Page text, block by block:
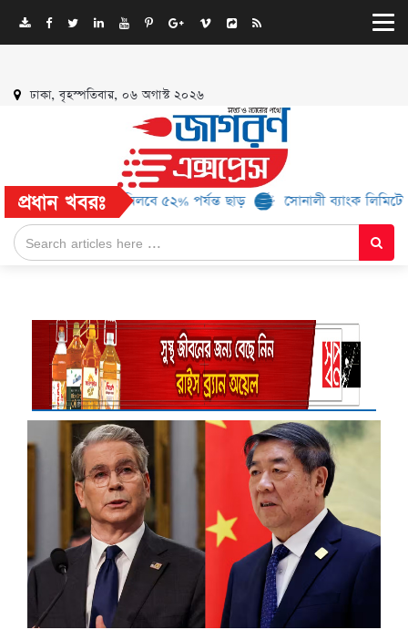
ঢাকা, বৃহস্পতিবার, ০৬ অগাস্ট ২০২৬
প্রধান খবরঃ
১৬ ব্র্যান্ড, মিলবে ৫২% পর্যন্ত ছাড় সোনালী ব্যাংক লিমিটেড-এর